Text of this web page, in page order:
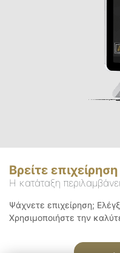
Βρείτε επιχείρηση
Η κατάταξη
Ψάχνετε επιχείρηση;
Χρησιμοποιήστε την